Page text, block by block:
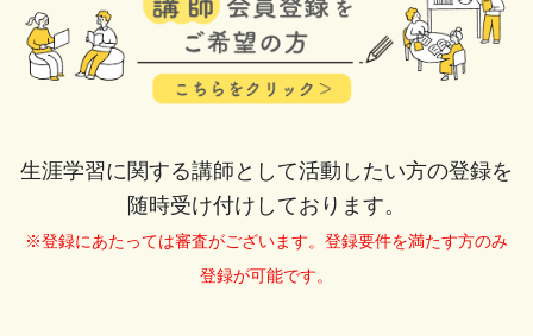
生涯学習に関する講師として活動したい方の登録を
随時受け付けしております。
※登録にあたっては審査がございます。登録要件を満たす方のみ
登録が可能です。